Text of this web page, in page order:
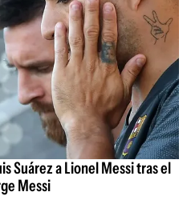
Suárez a Lionel Messi tras el
Messi